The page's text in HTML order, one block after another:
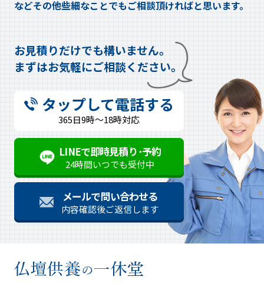
などその他些細なことでもご相談頂ければと思います。
お見積りだけでも構いません。
まずはお気軽にご相談ください。
タップして電話する
365日9時～18時対応
LINEで即時見積り･予約
24時間いつでも受付中
メールで問い合わせる
内容確認後ご返信します